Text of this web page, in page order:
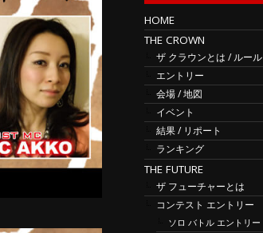
HOME
THE CROWN
ザ クラウンとは / ルール
エントリー
会場 / 地図
イベント
結果 / リポート
ランキング
THE FUTURE
ザ フューチャーとは
コンテスト エントリー
ソロ バトル エントリー